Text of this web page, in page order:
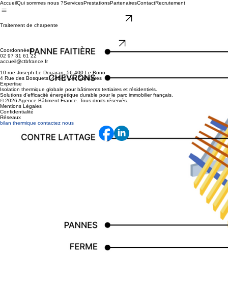
AccueilQui sommes nous ?ServicesPrestationsPartenairesContactRecrutement
Traitement de charpente
Coordonnées
02 97 31 61 22
accueil@ctbfrance.fr
10 rue Joseph Le Douaran, 56 400 Le Bono
4 Rue des Bosquets, 44840 Les Sorinières
Expertise
Isolation thermique globale pour bâtiments tertiaires et résidentiels.
Solutions d'efficacité énergétique durable pour le parc immobilier français.
© 2026 Agence Bâtiment France. Tous droits réservés.
Mentions Légales
Confidentialité
Réseaux
bilan thermique contactez nous